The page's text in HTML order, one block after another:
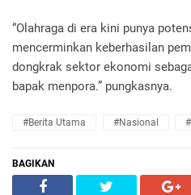
“Olahraga di era kini punya
mencerminkan keberhasilan
dongkrak sektor ekonomi
bapak menpora.” pungkasnya.
#Berita Utama #Nasional
BAGIKAN